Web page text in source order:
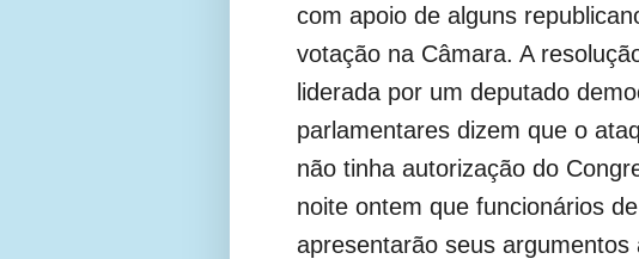
com apoio de alguns
votação na Câmara. A
liderada por um deputado
parlamentares dizem que o
não tinha autorização do
noite ontem que funcionários
apresentarão seus